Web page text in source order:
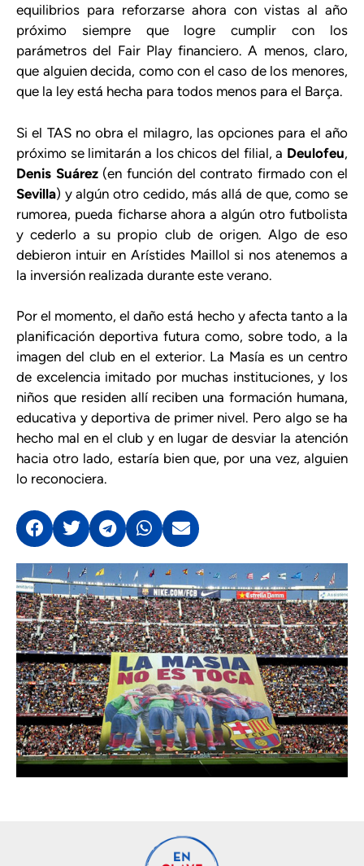
equilibrios para reforzarse ahora con vistas al año
próximo siempre que logre cumplir con los
parámetros del Fair Play financiero. A menos, claro,
que alguien decida, como con el caso de los menores,
que la ley está hecha para todos menos para el Barça.
Si el TAS no obra el milagro, las opciones para el año
próximo se limitarán a los chicos del filial, a Deulofeu,
Denis Suárez(en función del contrato firmado con el
Sevilla) y algún otro cedido, más allá de que, como se
rumorea, pueda ficharse ahora a algún otro futbolista
y cederlo a su propio club de origen. Algo de eso
debieron intuir en Arístides Maillol si nos atenemos a
la inversión realizada durante este verano.
Por el momento, el daño está hecho y afecta tanto a la
planificación deportiva futura como, sobre todo, a la
imagen del club en el exterior. La Masía es un centro
de excelencia imitado por muchas instituciones, y los
niños que residen allí reciben una formación humana,
educativa y deportiva de primer nivel. Pero algo se ha
hecho mal en el club y en lugar de desviar la atención
hacia otro lado, estaría bien que, por una vez, alguien
lo reconociera.